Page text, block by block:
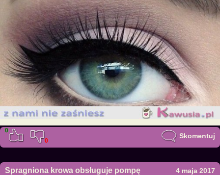
0
0
Skomentuj
Spragniona krowa obsługuje pompę 4 maja 2017